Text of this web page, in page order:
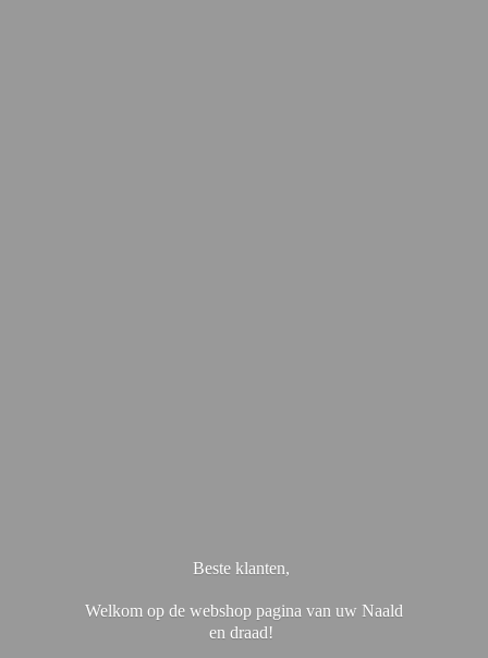
Beste klanten,
Welkom op de webshop pagina van uw Naald
en draad!